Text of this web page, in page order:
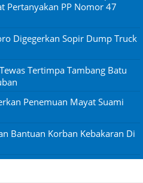
Pertanyakan PP Nomor 47
Digegerkan Sopir Dump Truck
Tertimpa Tambang Batu
Penemuan Mayat Suami
Bantuan Korban Kebakaran Di